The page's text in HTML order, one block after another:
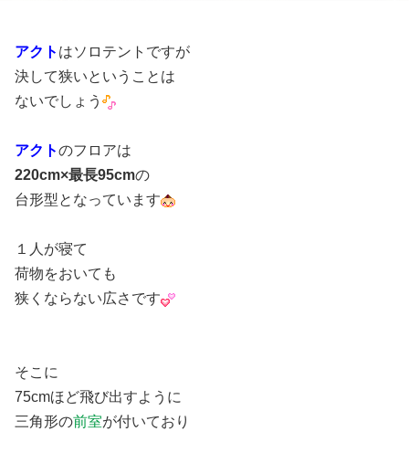
アクト はソロテントですが
決して狭いということは
ないでしょう
アクトのフロアは
220cm×最長95cmの
台形型となっています
１人が寝て
荷物をおいても
狭くならない広さです
そこに
75cmほど飛び出すように
三角形の前室が付いており